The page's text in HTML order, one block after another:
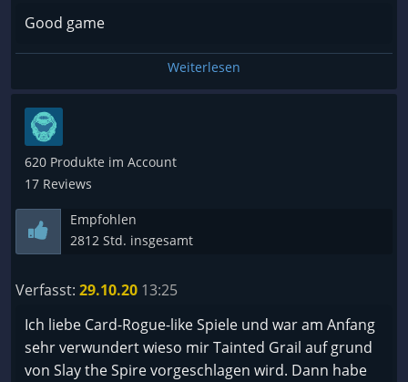
Good game
Weiterlesen
620 Produkte im Account
17 Reviews
Empfohlen
2812 Std. insgesamt
Verfasst: 29.10.20 13:25
Ich liebe Card-Rogue-like Spiele und war am Anfang
sehr verwundert wieso mir Tainted Grail auf grund
von Slay the Spire vorgeschlagen wird. Dann habe